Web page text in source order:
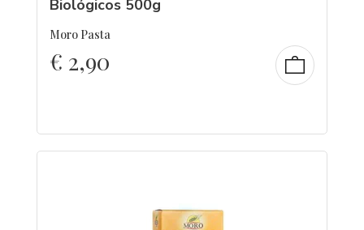
Biológicos 500g
Moro Pasta
€ 2,90